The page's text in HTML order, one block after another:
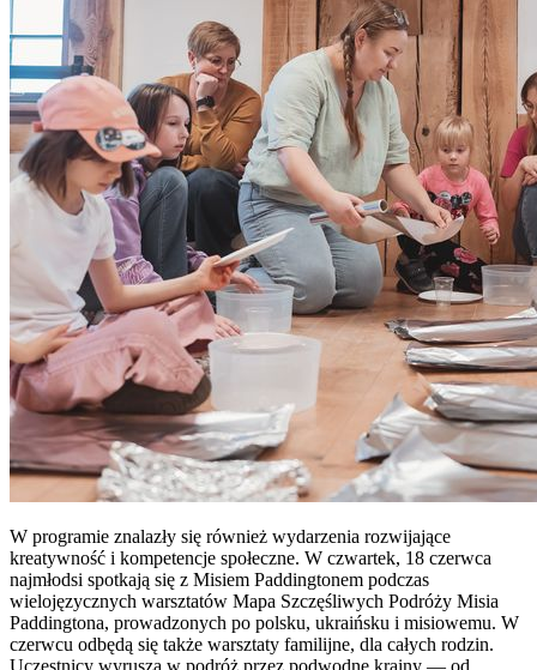
W programie znalazły się również wydarzenia rozwijające
kreatywność i kompetencje społeczne. W czwartek, 18 czerwca
najmłodsi spotkają się z Misiem Paddingtonem podczas
wielojęzycznych warsztatów Mapa Szczęśliwych Podróży Misia
Paddingtona, prowadzonych po polsku, ukraińsku i misiowemu. W
czerwcu odbędą się także warsztaty familijne, dla całych rodzin.
Uczestnicy wyruszą w podróż przez podwodne krainy — od